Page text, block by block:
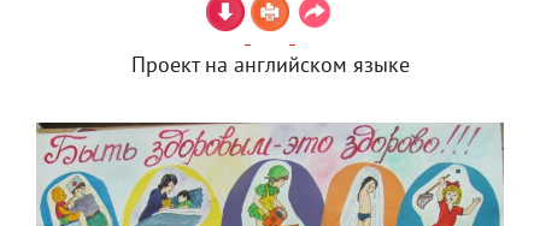
Проект на английском языке